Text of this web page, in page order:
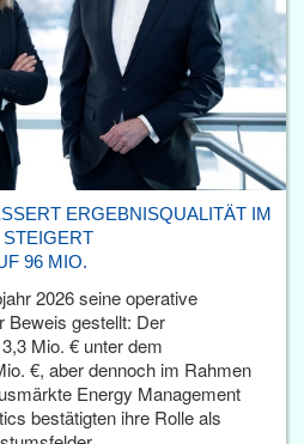
ERGEBNISQUALITÄT IM
96 MIO.
2026 seine operative
Beweis gestellt: Der
Mio. € unter dem
€, aber dennoch im Rahmen
Energy Management
bestätigten ihre Rolle als